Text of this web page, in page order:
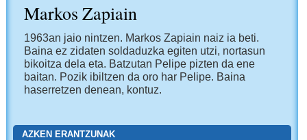
Markos Zapiain
1963an jaio nintzen. Markos Zapiain naiz ia beti.
Baina ez zidaten soldaduzka egiten utzi, nortasun
bikoitza dela eta. Batzutan Pelipe pizten da ene
baitan. Pozik ibiltzen da oro har Pelipe. Baina
haserretzen denean, kontuz.
AZKEN ERANTZUNAK